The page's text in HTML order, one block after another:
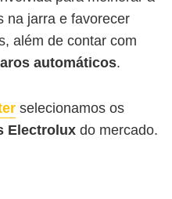
na jarra e favorecer
além de contar com
automáticos.
selecionamos os
Electrolux do mercado.